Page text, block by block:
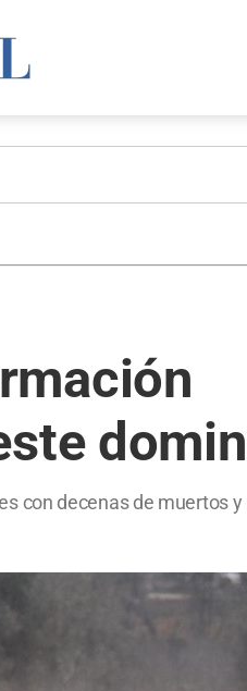
con decenas de muertos